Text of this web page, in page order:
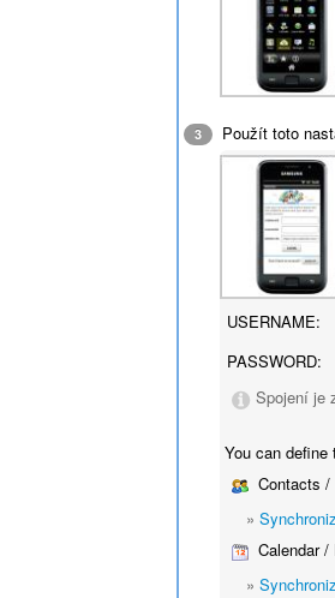
3 Použít toto
USERNAME:
PASSWORD:
Spojení je
You can
Contacts /
»
Calendar /
»